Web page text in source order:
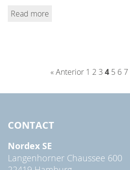
Read more
« Anterior 1 2 3 4 5 6 7
CONTACT
Nordex SE
Langenhorner Chaussee 600